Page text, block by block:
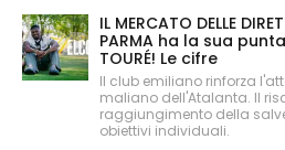
IL MERCATO DELLE
PARMA ha la sua
TOURÉ! Le cifre
Il club emiliano rinforza
maliano dell'Atalanta. Il
raggiungimento della
obiettivi individuali.